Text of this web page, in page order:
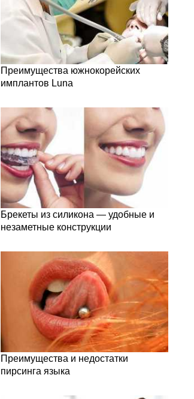
Преимущества южнокорейских
имплантов Luna
Брекеты из силикона — удобные и
незаметные конструкции
Преимущества и недостатки
пирсинга языка